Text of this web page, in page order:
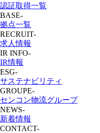
認証取得一覧
BASE-
拠点一覧
RECRUIT-
求人情報
IR INFO-
IR情報
ESG-
サステナビリティ
GROUPE-
センコン物流グループ
NEWS-
新着情報
CONTACT-